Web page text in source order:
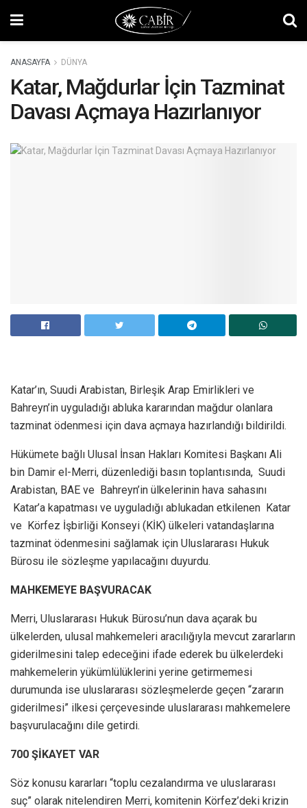
ANASAYFA DÜNYA
Katar, Mağdurlar İçin Tazminat
Davası Açmaya Hazırlanıyor
Katar’ın, Suudi Arabistan, Birleşik Arap Emirlikleri ve
Bahreyn’in uyguladığı abluka kararından mağdur olanlara
tazminat ödenmesi için dava açmaya hazırlandığı bildirildi.
Hükümete bağlı Ulusal İnsan Hakları Komitesi Başkanı Ali
bin Damir el-Merri, düzenlediği basın toplantısında, Suudi
Arabistan, BAE ve Bahreyn’in ülkelerinin hava sahasını
Katar’a kapatması ve uyguladığı ablukadan etkilenen Katar
ve Körfez İşbirliği Konseyi (KİK) ülkeleri vatandaşlarına
tazminat ödenmesini sağlamak için Uluslararası Hukuk
Bürosu ile sözleşme yapılacağını duyurdu.
MAHKEMEYE BAŞVURACAK
Merri, Uluslararası Hukuk Bürosu’nun dava açarak bu
ülkelerden, ulusal mahkemeleri aracılığıyla mevcut zararların
giderilmesini talep edeceğini ifade ederek bu ülkelerdeki
mahkemelerin yükümlülüklerini yerine getirmemesi
durumunda ise uluslararası sözleşmelerde geçen “zararın
giderilmesi” ilkesi çerçevesinde uluslararası mahkemelere
başvurulacağını dile getirdi.
700 ŞİKAYET VAR
Söz konusu kararları “toplu cezalandırma ve uluslararası
suç” olarak nitelendiren Merri, komitenin Körfez’deki krizin